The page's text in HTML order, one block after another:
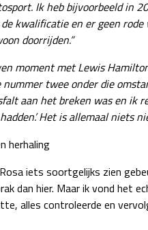
Ik heb bijvoorbeeld in
kwalificatie en er geen rode
doorrijden.”
moment met Lewis
twee onder die
aan het breken was en ik
Het is allemaal niets
herhaling
iets soortgelijks zien
dan hier. Maar ik vond het
alles controleerde en